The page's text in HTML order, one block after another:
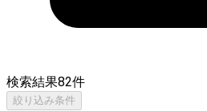
検索結果82件
絞り込み条件